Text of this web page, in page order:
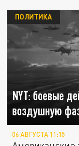
NYT: боевые
воздушную
ПОЛИТИКА
06 АВГУСТА 11:15